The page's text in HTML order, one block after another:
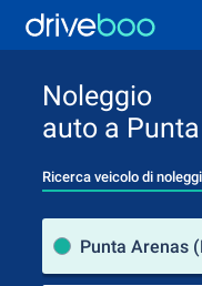
Noleggio
auto a
Ricerca veicolo di